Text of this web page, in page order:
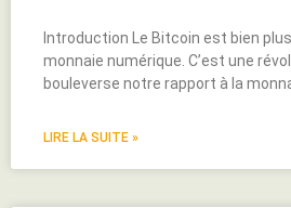
Introduction Le Bitcoin est bien
monnaie numérique. C’est une
bouleverse notre rapport à la
LIRE LA SUITE »